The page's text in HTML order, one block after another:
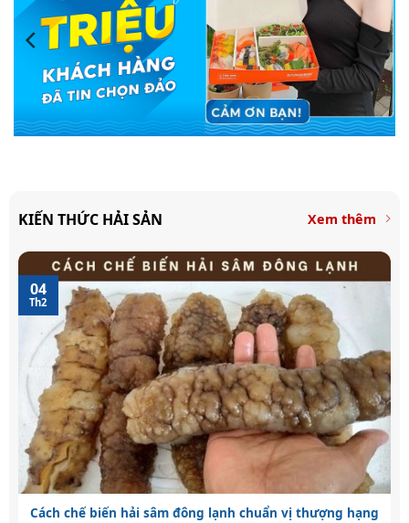
KIẾN THỨC HẢI SẢN Xem thêm
Cách chế biến hải sâm đông lạnh chuẩn vị thượng hạng
04
Th2